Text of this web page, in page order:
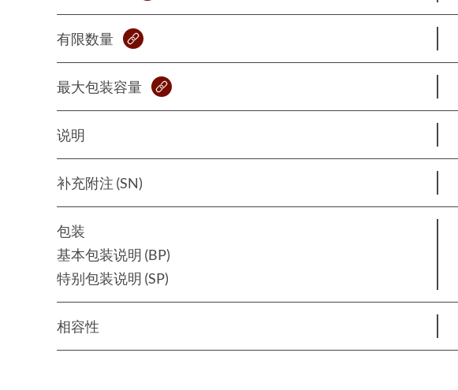
有限数量
最大包装容量
说明
补充附注 (SN)
包装
基本包装说明 (BP)
特别包装说明 (SP)
相容性